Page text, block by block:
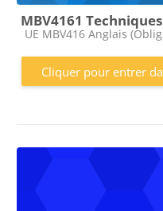
MBV4161
Catégorie de cours
UE MBV416 Anglais
Cliquer pour entrer